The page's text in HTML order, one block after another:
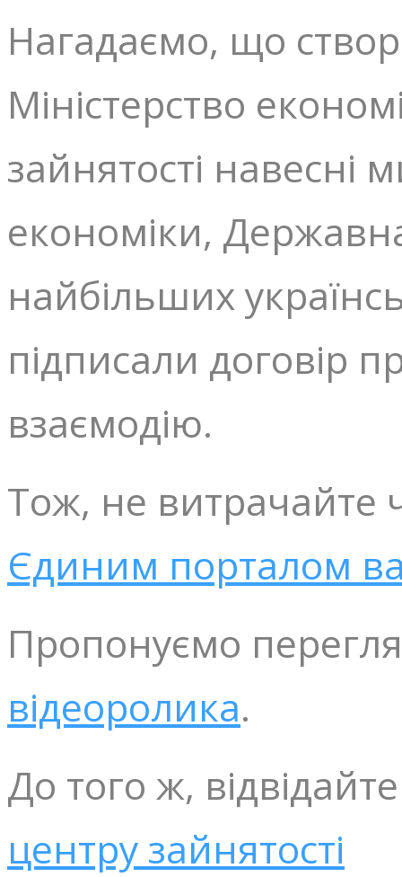
Нагадаємо, що
Міністерство
зайнятості навесні
економіки,
найбільших
підписали договір
взаємодію.
Тож, не витрачайте
Єдиним порталом
Пропонуємо
відеоролика.
До того ж,
центру зайнятості